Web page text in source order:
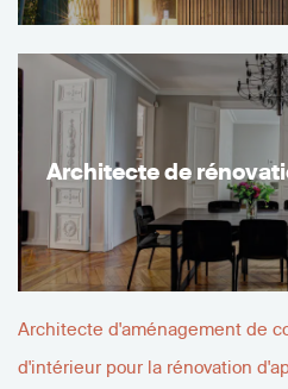
Architecte de
Architecte d'aménagement de
d'intérieur pour la rénovation